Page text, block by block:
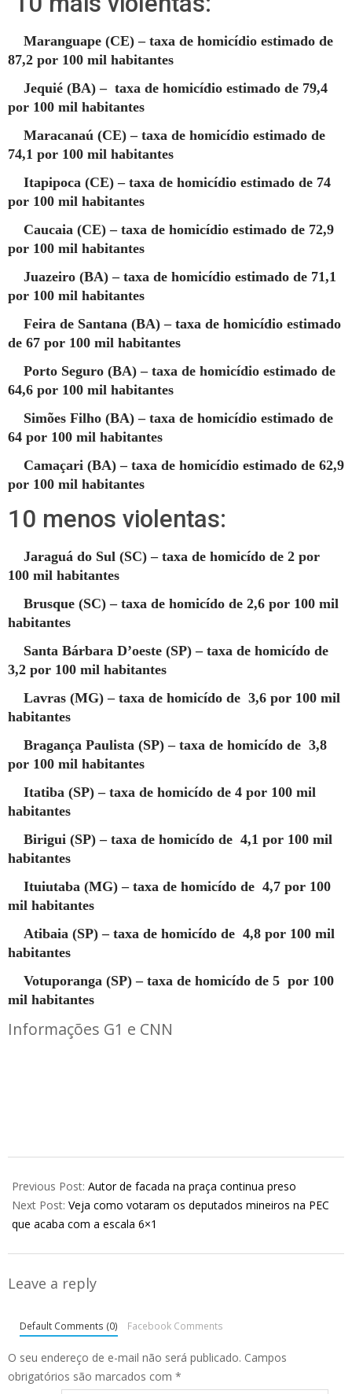
Maranguape (CE) – taxa de homicídio estimado de
87,2 por 100 mil habitantes
Jequié (BA) – taxa de homicídio estimado de 79,4
por 100 mil habitantes
Maracanaú (CE) – taxa de homicídio estimado de
74,1 por 100 mil habitantes
Itapipoca (CE) – taxa de homicídio estimado de 74
por 100 mil habitantes
Caucaia (CE) – taxa de homicídio estimado de 72,9
por 100 mil habitantes
Juazeiro (BA) – taxa de homicídio estimado de 71,1
por 100 mil habitantes
Feira de Santana (BA) – taxa de homicídio estimado
de 67 por 100 mil habitantes
Porto Seguro (BA) – taxa de homicídio estimado de
64,6 por 100 mil habitantes
Simões Filho (BA) – taxa de homicídio estimado de
64 por 100 mil habitantes
Camaçari (BA) – taxa de homicídio estimado de 62,9
por 100 mil habitantes
10 menos violentas:
Jaraguá do Sul (SC) – taxa de homicído de 2 por
100 mil habitantes
Brusque (SC) – taxa de homicído de 2,6 por 100 mil
habitantes
Santa Bárbara D’oeste (SP) – taxa de homicído de
3,2 por 100 mil habitantes
Lavras (MG) – taxa de homicído de 3,6 por 100 mil
habitantes
Bragança Paulista (SP) – taxa de homicído de 3,8
por 100 mil habitantes
Itatiba (SP) – taxa de homicído de 4 por 100 mil
habitantes
Birigui (SP) – taxa de homicído de 4,1 por 100 mil
habitantes
Ituiutaba (MG) – taxa de homicído de 4,7 por 100
mil habitantes
Atibaia (SP) – taxa de homicído de 4,8 por 100 mil
habitantes
Votuporanga (SP) – taxa de homicído de 5 por 100
mil habitantes
Informações G1 e CNN
05-
27
Previous Post: Autor de facada na praça continua preso
Next Post: Veja como votaram os deputados mineiros na PEC
que acaba com a escala 6×1
Leave a reply
Default Comments (0) Facebook Comments
O seu endereço de e-mail não será publicado. Campos
obrigatórios são marcados com *